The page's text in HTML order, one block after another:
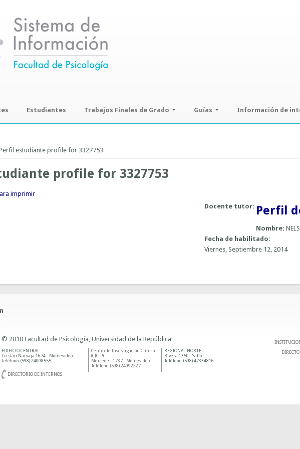
Estudiantes Trabajos Finales de Grado Guías Información de
usted aquí
estudiante profile for 3327753
profile for 3327753
imprimir
Docente tutor: Perfil
Nombre:
Fecha de habilitado:
Viernes, Septiembre 12, 2014
© 2010 Facultad de Psicología, Universidad de la República
REGIONAL NORTE
Rivera 1350 - Salto
Teléfono: (598) 47334816
Centro de Investigación Clínica
(CIC-P)
Mercedes 1737 - Montevideo
Teléfono: (598) 24092227
EDIFICIO CENTRAL
Tristán Narvaja 1674 - Montevideo
Teléfono: (598) 24008555
DIRECTORIO DE INTERNOS